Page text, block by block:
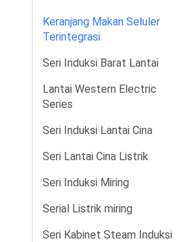
Keranjang Makan Seluler
Terintegrasi
Seri Induksi Barat Lantai
Lantai Western Electric
Series
Seri Induksi Lantai Cina
Seri Lantai Cina Listrik
Seri Induksi Miring
Serial Listrik miring
Seri Kabinet Steam Induksi